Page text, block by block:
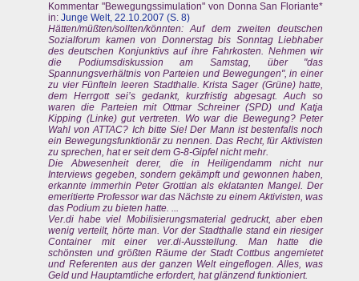
Kommentar "Bewegungssimulation" von Donna San Floriante*
in: Junge Welt, 22.10.2007 (S. 8)
Hätten/müßten/sollten/könnten: Auf dem zweiten deutschen
Sozialforum kamen von Donnerstag bis Sonntag Liebhaber
des deutschen Konjunktivs auf ihre Fahrkosten. Nehmen wir
die Podiumsdiskussion am Samstag, über "das
Spannungsverhältnis von Parteien und Bewegungen", in einer
zu vier Fünfteln leeren Stadthalle. Krista Sager (Grüne) hatte,
dem Herrgott sei’s gedankt, kurzfristig abgesagt. Auch so
waren die Parteien mit Ottmar Schreiner (SPD) und Katja
Kipping (Linke) gut vertreten. Wo war die Bewegung? Peter
Wahl von ATTAC? Ich bitte Sie! Der Mann ist bestenfalls noch
ein Bewegungsfunktionär zu nennen. Das Recht, für Aktivisten
zu sprechen, hat er seit dem G-8-Gipfel nicht mehr.
Die Abwesenheit derer, die in Heiligendamm nicht nur
Interviews gegeben, sondern gekämpft und gewonnen haben,
erkannte immerhin Peter Grottian als eklatanten Mangel. Der
emeritierte Professor war das Nächste zu einem Aktivisten, was
das Podium zu bieten hatte. ...
Ver.di habe viel Mobilisierungsmaterial gedruckt, aber eben
wenig verteilt, hörte man. Vor der Stadthalle stand ein riesiger
Container mit einer ver.di-Ausstellung. Man hatte die
schönsten und größten Räume der Stadt Cottbus angemietet
und Referenten aus der ganzen Welt eingeflogen. Alles, was
Geld und Hauptamtliche erfordert, hat glänzend funktioniert.